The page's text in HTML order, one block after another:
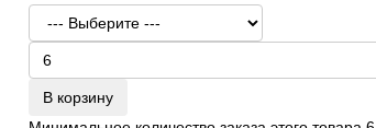
В корзину